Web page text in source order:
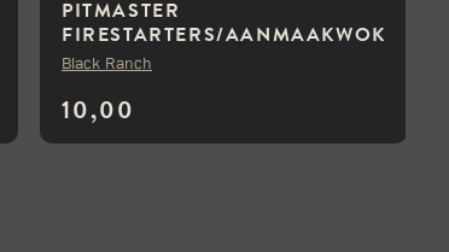
PITMASTER
FIRESTARTERS/AANMAAKWOK
KELS 1KG
10,00
Black Ranch